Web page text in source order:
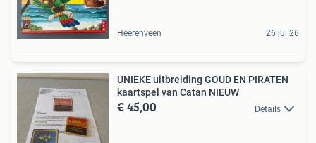
Heerenveen 26 jul 26
UNIEKE uitbreiding GOUD EN PIRATEN
kaartspel van Catan NIEUW
€ 45,00 Details